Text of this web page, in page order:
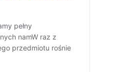
pełny
namW raz z
przedmiotu rośnie